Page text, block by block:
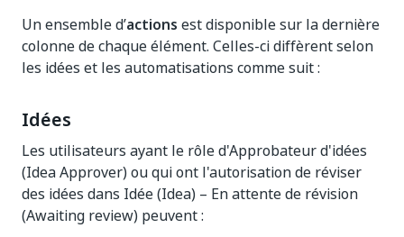
Un ensemble d’actions est disponible sur la dernière
colonne de chaque élément. Celles-ci diffèrent selon
les idées et les automatisations comme suit :
Idées
Les utilisateurs ayant le rôle d'Approbateur d'idées
(Idea Approver) ou qui ont l'autorisation de réviser
des idées dans Idée (Idea) – En attente de révision
(Awaiting review) peuvent :